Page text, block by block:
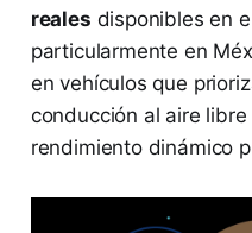
reales disponibles en
particularmente en
en vehículos que
conducción al aire
rendimiento dinámico